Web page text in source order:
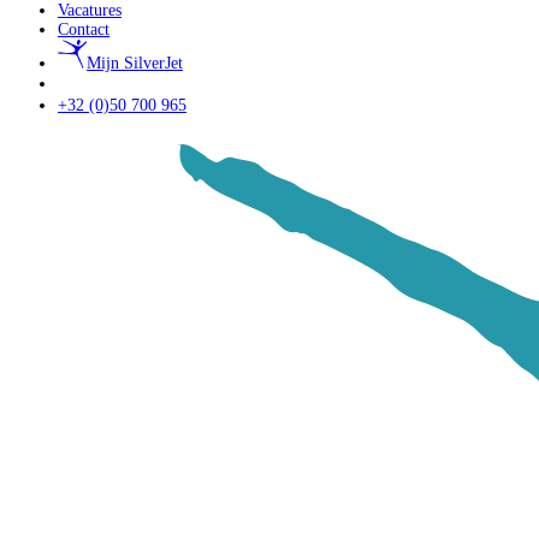
Vacatures
Contact
Mijn SilverJet
+32 (0)50 700 965